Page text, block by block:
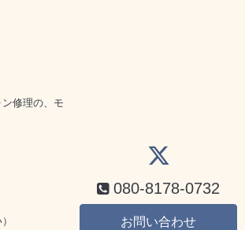
修理の、モ
080-8178-0732
お問い合わせ